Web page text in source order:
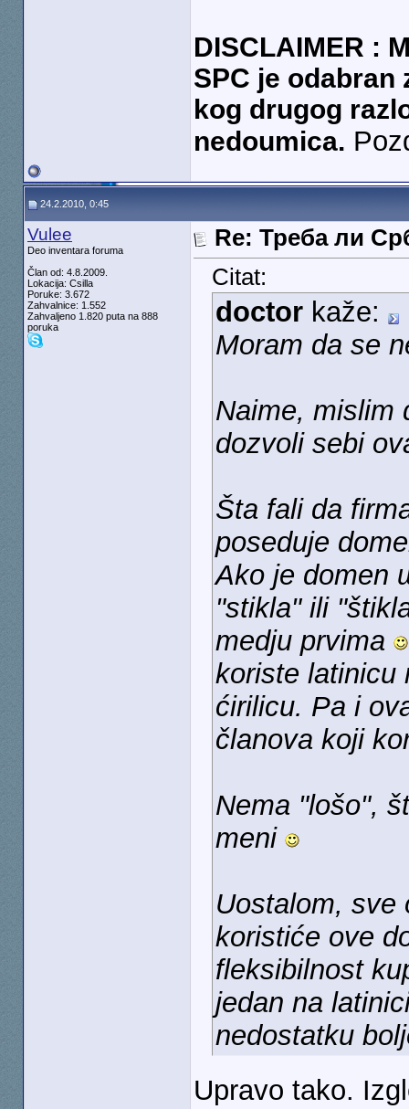
DISCLAIMER :
SPC je
kog drugog
nedoumica.
24.2.2010, 0:45
Vulee
Deo inventara foruma
Član od: 4.8.2009.
Lokacija: Csilla
Poruke: 3.672
Zahvalnice: 1.552
Zahvaljeno 1.820 puta na 888
poruka
Re: Треба ли
Citat:
doctorkaže:
Moram da se
Naime, mislim
dozvoli sebi
Šta fali da
poseduje
Ako je domen
"stikla" ili
medju prvima
koriste latinicu
ćirilicu. Pa i
članova koji
Nema "lošo",
meni
Uostalom, sve
koristiće ove
fleksibilnost
jedan na
nedostatku
Upravo tako.